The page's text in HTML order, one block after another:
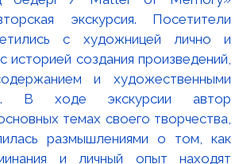
экскурсия. Посетители
с художницей лично и
историей создания произведений,
и художественными
В ходе экскурсии автор
темах своего творчества,
размышлениями о том, как
и личный опыт находят